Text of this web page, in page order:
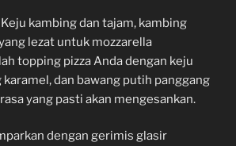
kambing dan tajam, kambing
lezat untuk mozzarella
topping pizza Anda dengan keju
karamel, dan bawang putih panggang
yang pasti akan mengesankan.
dengan gerimis glasir